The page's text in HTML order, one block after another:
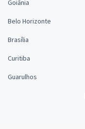
Goiânia
Belo Horizonte
Brasília
Curitiba
Guarulhos